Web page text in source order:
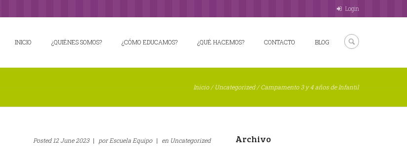
Login
INICIO ¿QUIÉNES SOMOS? ¿CÓMO EDUCAMOS? ¿QUÉ HACEMOS? CONTACTO BLOG
Inicio / Uncategorized/Campamento 3 y 4 años de Infantil
Posted 12 June 2023 | porEscuela Equipo | en Uncategorized Archivo